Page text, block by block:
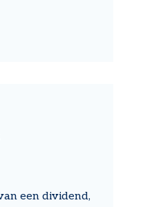
een dividend,